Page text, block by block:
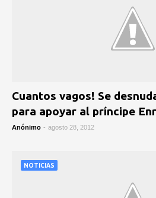
Cuantos vagos! Se
para apoyar al príncipe
Anónimo - agosto 28, 2012
NOTICIAS